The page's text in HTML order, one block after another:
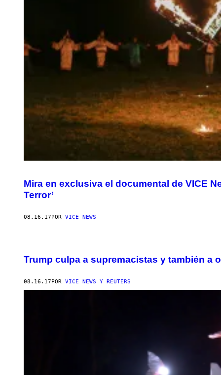
Mira en exclusiva el documental de VICE
Terror’
08.16.17POR VICE NEWS
Trump culpa a supremacistas y también a
08.16.17 POR VICE NEWS Y REUTERS